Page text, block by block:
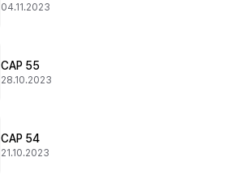
04.11.2023
CAP 55
28.10.2023
CAP 54
21.10.2023